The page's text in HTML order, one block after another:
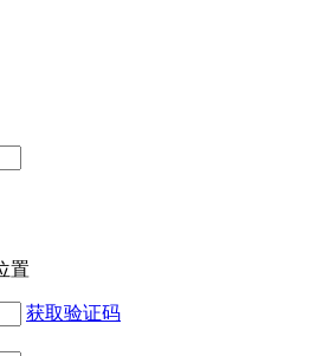
置
获取验证码